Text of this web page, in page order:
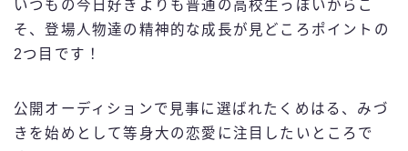
いつもの今日好きよりも普通の高校生っぽいからこ
そ、登場人物達の精神的な成長が見どころポイントの
2つ目です！
公開オーディションで見事に選ばれたくめはる、みづ
きを始めとして等身大の恋愛に注目したいところで